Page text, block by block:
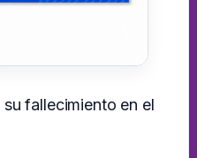
fallecimiento en el